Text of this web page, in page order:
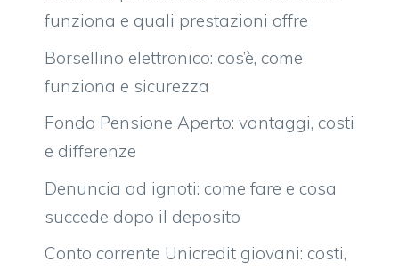
funziona e quali prestazioni offre
Borsellino elettronico: cos’è, come
funziona e sicurezza
Fondo Pensione Aperto: vantaggi, costi
e differenze
Denuncia ad ignoti: come fare e cosa
succede dopo il deposito
Conto corrente Unicredit giovani: costi,